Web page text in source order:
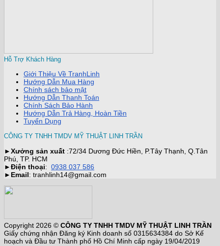
Hỗ Trợ Khách Hàng
Giới Thiệu Về TranhLinh
Hướng Dẫn Mua Hàng
Chính sách bảo mật
Hướng Dẫn Thanh Toán
Chính Sách Bảo Hành
Hướng Dẫn Trả Hàng, Hoàn Tiền
Tuyển Dụng
CÔNG TY TNHH TMDV MỸ THUẬT LINH TRẦN
►Xưởng sản xuất :72/34 Dương Đức Hiền, P.Tây Thạnh, Q.Tân
Phú, TP. HCM
►Điện thoại: 0938 037 586
► Email: tranhlinh14@gmail.com
Copyright 2026 © CÔNG TY TNHH TMDV MỸ THUẬT LINH TRẦN
Giấy chứng nhận Đăng ký Kinh doanh số 0315634384 do Sở Kế
hoạch và Đầu tư Thành phố Hồ Chí Minh cấp ngày 19/04/2019